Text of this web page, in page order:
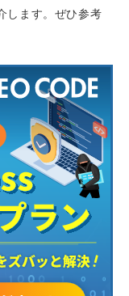
します。ぜひ参考